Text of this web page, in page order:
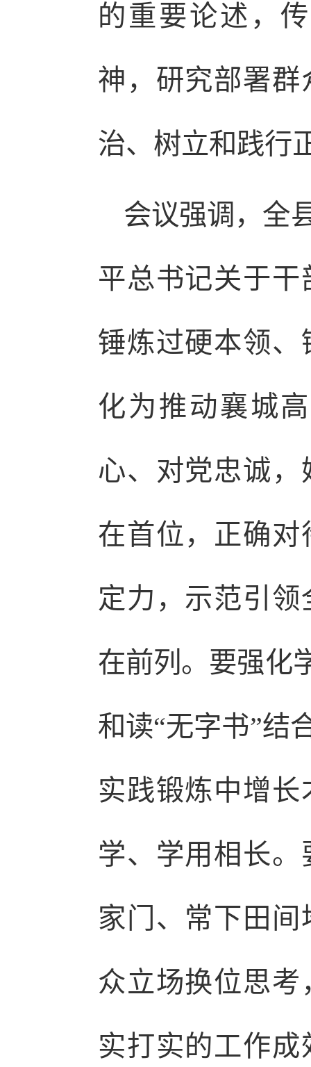
的重要论述，
神，研究部署
治、树立和践行
会议强调，全
平总书记关于
锤炼过硬本领
化为推动襄城
心、对党忠诚
在首位，正确
定力，示范引
在前列。要强化
和读“无字书”结
实践锻炼中增
学、学用相长
家门、常下田
众立场换位思
实打实的工作